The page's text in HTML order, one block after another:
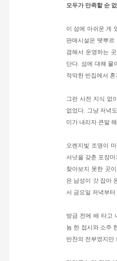
모두가 만족할 순
이 섬에 아쉬운 게
판매시설은 땟뿌
겸해서 운영하는
단다. 섬에 대해 물
적막한 빈집에서
그런 사전 지식 없
없었다. 그냥 저녁
미가 내리자 큰말
오렌지빛 조명이
서넛을 갖춘 포장
찾아보지 못한 곳
은 남성이 갓 잡아
서 금요일 저녁부
방금 전에 배 타고
놈 한 접시와 소주
반찬의 전부였지만